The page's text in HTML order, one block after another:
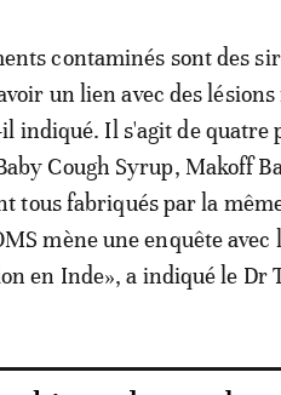
contaminés sont des
un lien avec des lésions
indiqué. Il s'agit de
Cough Syrup, Makoff
tous fabriqués par la
mène une enquête
en Inde», a indiqué le Dr